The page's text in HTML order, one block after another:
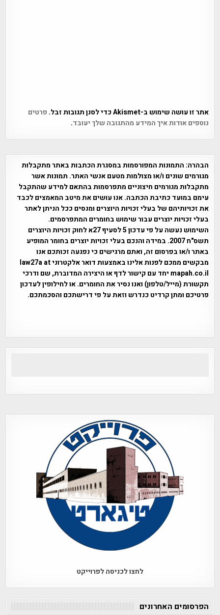
אתר זו עושה שימוש ב-Akismet כדי לסנן תגובות זבל.
פרטים
נוספים אודות איך המידע מהתגובה שלך יעובד.
הבהרה: התמונות המפורסמות במסגרת הכתבות באתר מתקבלות
מגורמים שונים ו/או מצולמות מטעם אנשי האתר. תמונות אשר
מתקבלות מגורמים חיצוניים מתפרסמות בהתאם למידע שהתקבל
עימם במועד כתיבת הכתבה. אנו עושים את מיטב המאמצים לכבד
את זכויותיהם של בעלי זכויות היוצרים ומנסים ככל הניתן לאתר
בעלי זכויות יוצרים עבור שימוש בחומרים המתפרסמים.
השימוש נעשה על פי עדכון 5 לסעיף 27א לחוק זכויות היוצרים
תשס"ח 2007. במידה והנכם בעלי זכויות יוצרים בחומר המופיע
באתר ו/או בפרסום זה, ואתם מרגישים כי נפגעה זכותכם אנו
מבקשים ממכם לפנות אלינו באמצעות דואר אלקטרוני law27a at
mapah.co.il יחד עם קישור לדף או היצירה המדוברת, שם ודרכי
תקשורת (מייל/טלפון) ואנו נסיר את החומרים. או לחילופין לעדכון
פרטיכם ומתן קרדיט כנדרש וזאת על פי דרישתכם והסכמתכם.
לחצו לכניסה לפרוייקט
הפרסומים האחרונים